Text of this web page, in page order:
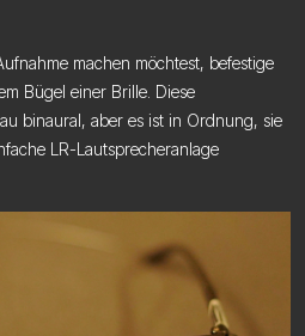
machen möchtest, befestige
Bügel einer Brille. Diese
binaural, aber es ist in Ordnung, sie
LR-Lautsprecheranlage